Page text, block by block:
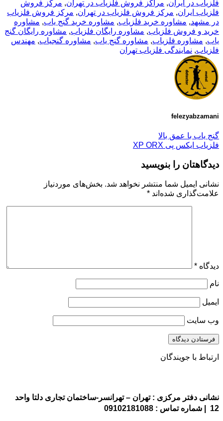
فلزیاب در ایران, مراکز فروش فلزیاب در تهران, مرکز فروش
فلزیاب ایران, مرکز فروش فلزیاب در تهران, مرکز فروش فلزیاب
در مشهد, مشاوره خرید فلزیاب, مشاوره خرید گنج یاب, مشاوره
خرید و فروش فلزیاب, مشاوره رایگان فلزیاب, مشاوره رایگان گنج
یاب, مشاوره فلزیاب, مشاوره گنج یاب, مشاوره گنجیاب, مهندس
فلزیاب, نمایندگی فلزیاب تهران
felezyabzamani
گنج یاب با عمق بالا
فلزیاب ایکس پی XP ORX
دیدگاهتان را بنویسید
نشانی ایمیل شما منتشر نخواهد شد. بخش‌های موردنیاز
علامت‌گذاری شده‌اند *
دیدگاه *
نام
ایمیل
وب‌ سایت
ارتباط با جویندگان
نشانی دفتر مرکزی : تهران – تهرانسر-ساختمان تجاری دلتا واحد
12 | شماره تماس : 09102181088